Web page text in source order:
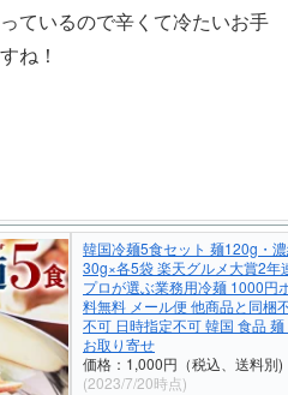
ているので辛くて冷たいお手
ね！
韓国冷麺5食セット 麺120g・
30g×各5袋 楽天グルメ大賞2年
プロが選ぶ業務用冷麺 1000円
料無料 メール便 他商品と同梱
不可 日時指定不可 韓国 食品
お取り寄せ
価格：1,000円（税込、送料別)
(2023/7/20時点)